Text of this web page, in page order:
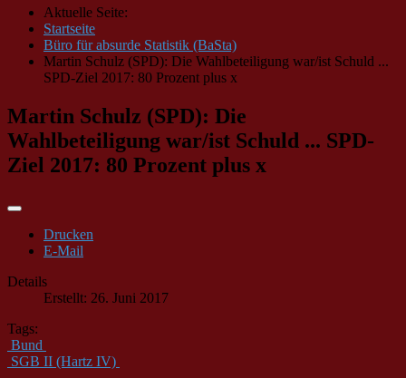
Aktuelle Seite:
Startseite
Büro für absurde Statistik (BaSta)
Martin Schulz (SPD): Die Wahlbeteiligung war/ist Schuld ...
SPD-Ziel 2017: 80 Prozent plus x
Martin Schulz (SPD): Die
Wahlbeteiligung war/ist Schuld ... SPD-
Ziel 2017: 80 Prozent plus x
Drucken
E-Mail
Details
Erstellt: 26. Juni 2017
Tags:
Bund
SGB II (Hartz IV)